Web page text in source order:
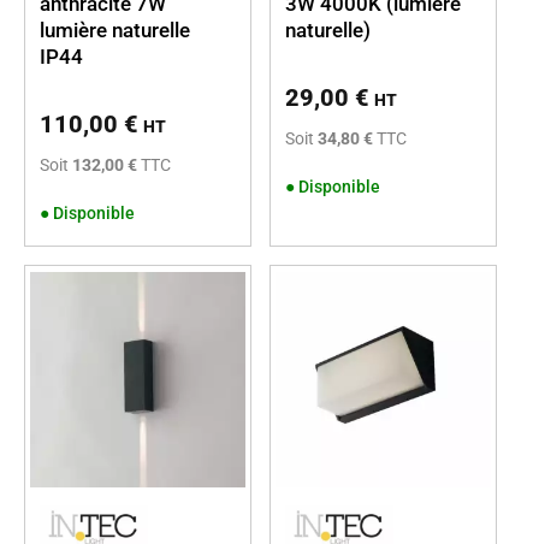
lumière naturelle
IP44
110,00 € HT
Soit 132,00 €TTC
● Disponible
naturelle)
29,00 € HT
Soit 34,80 €TTC
● Disponible